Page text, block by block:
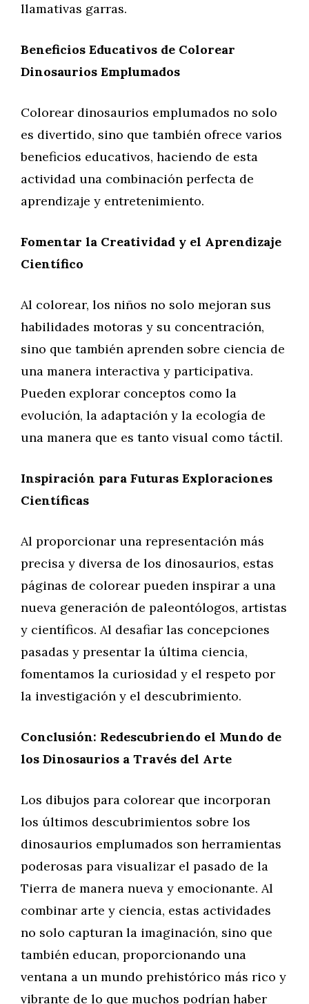
llamativas garras.
Beneficios Educativos de Colorear
Dinosaurios Emplumados
Colorear dinosaurios emplumados no solo
es divertido, sino que también ofrece varios
beneficios educativos, haciendo de esta
actividad una combinación perfecta de
aprendizaje y entretenimiento.
Fomentar la Creatividad y el Aprendizaje
Científico
Al colorear, los niños no solo mejoran sus
habilidades motoras y su concentración,
sino que también aprenden sobre ciencia de
una manera interactiva y participativa.
Pueden explorar conceptos como la
evolución, la adaptación y la ecología de
una manera que es tanto visual como táctil.
Inspiración para Futuras Exploraciones
Científicas
Al proporcionar una representación más
precisa y diversa de los dinosaurios, estas
páginas de colorear pueden inspirar a una
nueva generación de paleontólogos, artistas
y científicos. Al desafiar las concepciones
pasadas y presentar la última ciencia,
fomentamos la curiosidad y el respeto por
la investigación y el descubrimiento.
Conclusión: Redescubriendo el Mundo de
los Dinosaurios a Través del Arte
Los dibujos para colorear que incorporan
los últimos descubrimientos sobre los
dinosaurios emplumados son herramientas
poderosas para visualizar el pasado de la
Tierra de manera nueva y emocionante. Al
combinar arte y ciencia, estas actividades
no solo capturan la imaginación, sino que
también educan, proporcionando una
ventana a un mundo prehistórico más rico y
vibrante de lo que muchos podrían haber